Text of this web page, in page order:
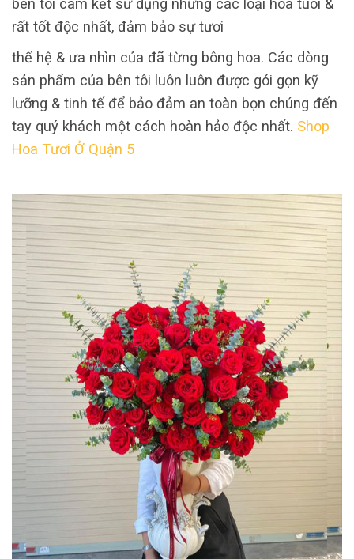
bên tôi cam kết sử dụng những các loại hoa tuoi &
rất tốt độc nhất, đảm bảo sự tươi
thế hệ & ưa nhìn của đã từng bông hoa. Các dòng
sản phẩm của bên tôi luôn luôn được gói gọn kỹ
lưỡng & tinh tế để bảo đảm an toàn bọn chúng đến
tay quý khách một cách hoàn hảo độc nhất. Shop
Hoa Tươi Ở Quận 5